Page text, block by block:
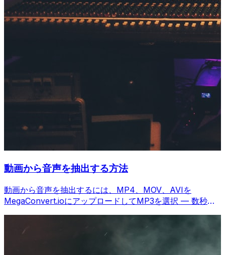
動画から音声を抽出する方法
動画から音声を抽出するには、MP4、MOV、AVIを
MegaConvert.ioにアップロードしてMP3を選択 — 数秒で